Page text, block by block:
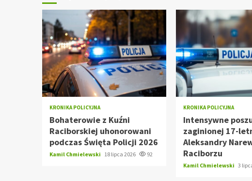
KRONIKA POLICYJNA
Bohaterowie z Kuźni
Raciborskiej uhonorowani
podczas Święta Policji 2026
Kamil Chmielewski 18 lipca 2026 92
KRONIKA POLICYJNA
Intensywne
zaginionej 17-
Aleksandry
Raciborzu
Kamil Chmielewski 3